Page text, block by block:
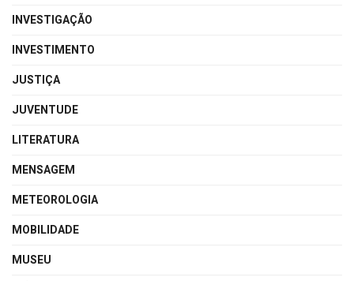
INVESTIGAÇÃO
INVESTIMENTO
JUSTIÇA
JUVENTUDE
LITERATURA
MENSAGEM
METEOROLOGIA
MOBILIDADE
MUSEU